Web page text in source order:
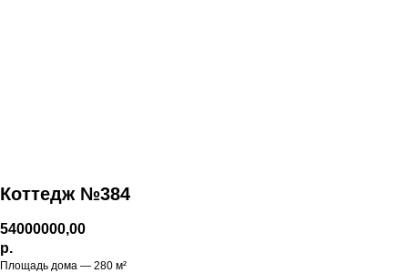
Коттедж №384
54000000,00
р.
Площадь дома — 280 м²